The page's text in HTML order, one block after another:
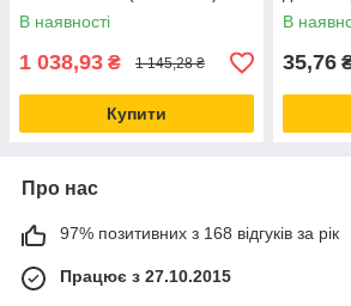
4000К PF 0,97 Led-Story
Premium
В наявності
1 038,93 ₴ 1 145,28 ₴
Купити
В
35,76
Про нас
97% позитивних з 168 відгуків за рік
Працює з 27.10.2015